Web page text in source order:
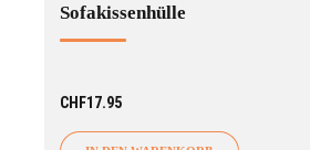
Sofakissenhülle
CHF17.95